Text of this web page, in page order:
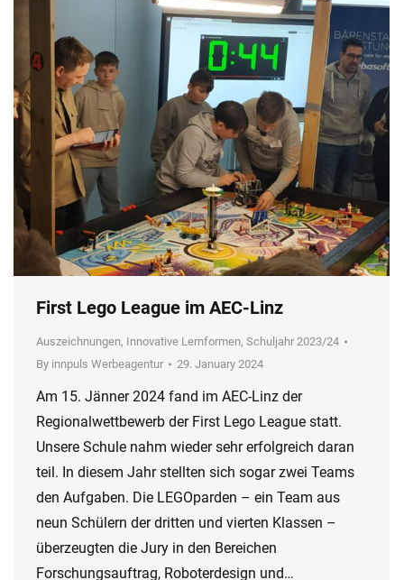
First Lego League im AEC-Linz
Auszeichnungen, Innovative Lernformen, Schuljahr 2023/24
By innpuls Werbeagentur 29. January 2024
Am 15. Jänner 2024 fand im AEC-Linz der
Regionalwettbewerb der First Lego League statt.
Unsere Schule nahm wieder sehr erfolgreich daran
teil. In diesem Jahr stellten sich sogar zwei Teams
den Aufgaben. Die LEGOparden – ein Team aus
neun Schülern der dritten und vierten Klassen –
überzeugten die Jury in den Bereichen
Forschungsauftrag, Roboterdesign und…